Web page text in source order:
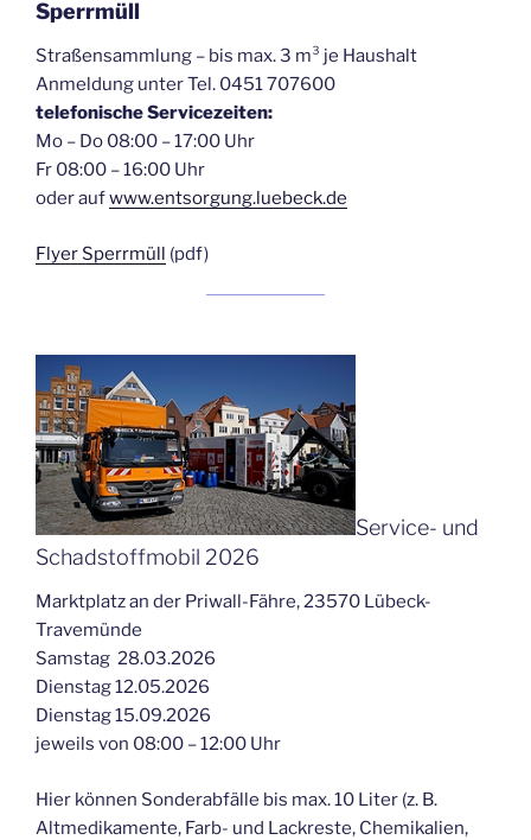
Sperrmüll
Straßensammlung – bis max. 3 m³ je Haushalt
Anmeldung unter Tel. 0451 707600
telefonische Servicezeiten:
Mo – Do 08:00 – 17:00 Uhr
Fr 08:00 – 16:00 Uhr
oder aufwww.entsorgung.luebeck.de
Flyer Sperrmüll (pdf)
Service- und
Schadstoffmobil 2026
Marktplatz an der Priwall-Fähre, 23570 Lübeck-
Travemünde
Samstag 28.03.2026
Dienstag 12.05.2026
Dienstag 15.09.2026
jeweils von 08:00 – 12:00 Uhr
Hier können Sonderabfälle bis max. 10 Liter (z. B.
Altmedikamente, Farb- und Lackreste, Chemikalien,